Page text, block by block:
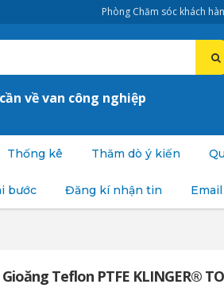
Phòng Chăm sóc khách
về van công nghiệp
Thống kê Thăm dò ý kiến
bước Đăng kí nhận tin
Gioăng Teflon PTFE KLINGER®